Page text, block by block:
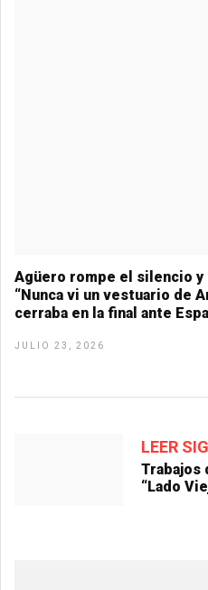
Agüero rompe el silencio y
“Nunca vi un vestuario de
cerraba en la final ante
JULIO 23, 2026
LEER
Trabajos
“Lado